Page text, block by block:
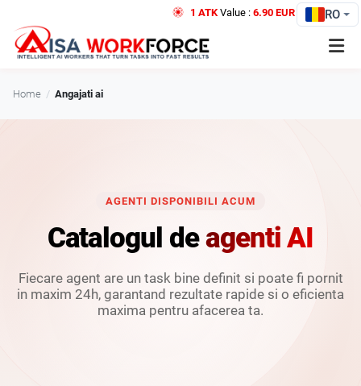
1 ATKValue : 6.90 EUR Credit RO
Home / Angajati ai
AGENTI DISPONIBILI ACUM
Catalogul deagenti AI
Fiecare agent are un task bine definit si poate fi pornit
in maxim 24h, garantand rezultate rapide si o eficienta
maxima pentru afacerea ta.